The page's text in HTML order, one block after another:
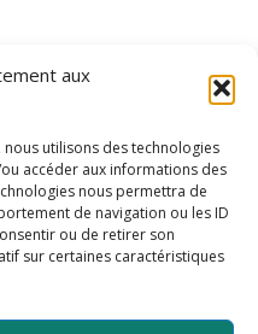
aux
utilisons des technologies
accéder aux informations des
nous permettra de
de navigation ou les ID
ou de retirer son
sur certaines caractéristiques
,Production / parspirulib